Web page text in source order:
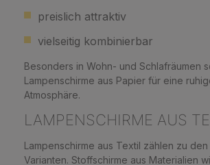
preislich attraktiv
vielseitig kombinierbar
Besonders in Wohn- und Schlafräumen
Lampenschirme aus Papier für eine
Atmosphäre.
LAMPENSCHIRME AUS
Lampenschirme aus Textil zählen zu
Varianten. Stoffschirme aus Materialien